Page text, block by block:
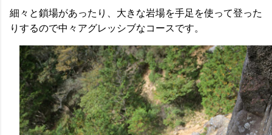
細々と鎖場があったり、大きな岩場を手足を使って登った
りするので中々アグレッシブなコースです。